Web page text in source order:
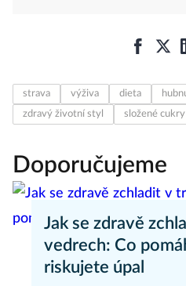
strava výživa dieta
zdravý životní styl
složené cukry
Doporučujeme
Jak se zdravě
vedrech: Co
riskujete úpal